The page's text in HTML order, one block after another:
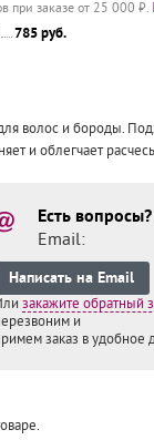
при заказе от 25 000 ₽.
785 руб.
волос и бороды.
и облегчает
Есть вопросы?
Email:
Написать на Email
закажите обратный
и
заказ в удобное